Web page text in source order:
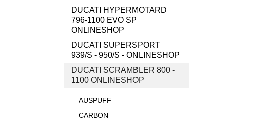
DUCATI HYPERMOTARD
796-1100 EVO SP
ONLINESHOP
DUCATI SUPERSPORT
939/S - 950/S - ONLINESHOP
DUCATI SCRAMBLER 800 -
1100 ONLINESHOP
AUSPUFF
CARBON